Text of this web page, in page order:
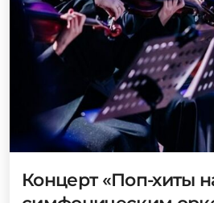
Концерт «Поп-хиты